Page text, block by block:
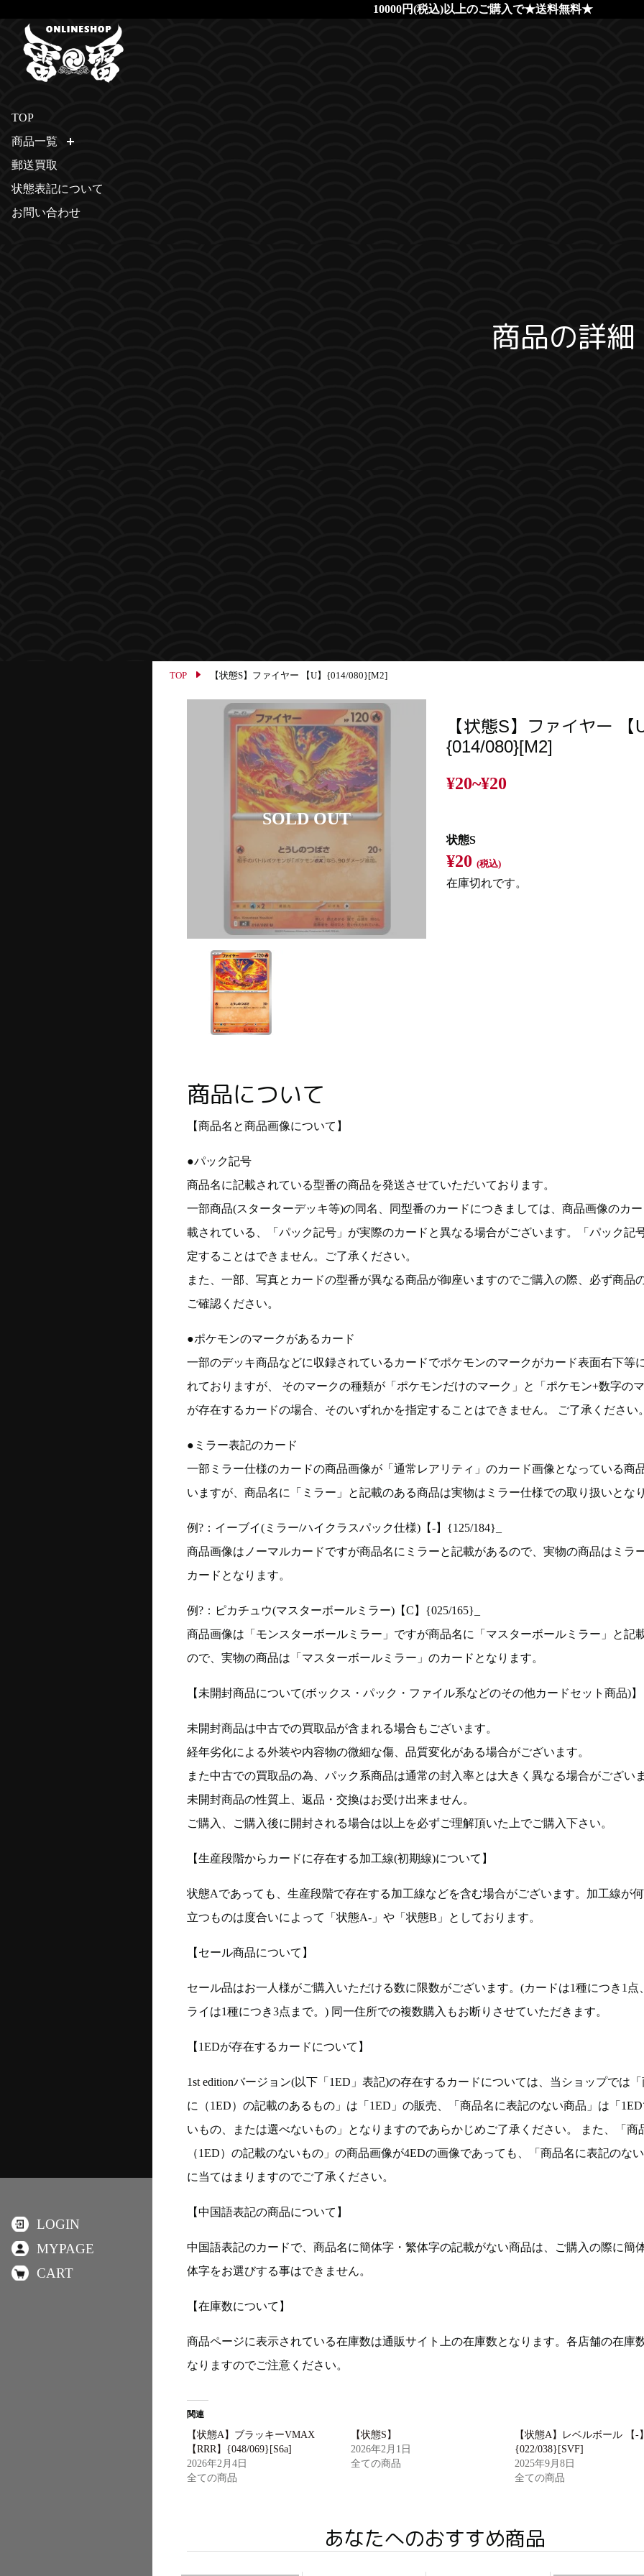
10000円(税込)以上のご購入で★送料無料★
商品の詳細
TOP 【状態S】ファイヤー 【U】{014/080}[M2]
【状態S】ファイヤー 【U
{014/080}[M2]
¥20~¥20
状態S
¥20(税込)
在庫切れです。
商品について
【商品名と商品画像について】
●パック記号
商品名に記載されている型番の商品を発送させていただいております。
一部商品(スターターデッキ等)の同名、同型番のカードにつきましては、商品画像のカ
載されている、「パック記号」が実際のカードと異なる場合がございます。「パック記
定することはできません。ご了承ください。
また、一部、写真とカードの型番が異なる商品が御座いますのでご購入の際、必ず商品
ご確認ください。
●ポケモンのマークがあるカード
一部のデッキ商品などに収録されているカードでポケモンのマークがカード表面右下等
れておりますが、 そのマークの種類が「ポケモンだけのマーク」と「ポケモン+数字のマ
が存在するカードの場合、そのいずれかを指定することはできません。 ご了承ください
●ミラー表記のカード
一部ミラー仕様のカードの商品画像が「通常レアリティ」のカード画像となっている商
いますが、商品名に「ミラー」と記載のある商品は実物はミラー仕様での取り扱いとなり
例?：イーブイ(ミラー/ハイクラスパック仕様)【-】{125/184}_
商品画像はノーマルカードですが商品名にミラーと記載があるので、実物の商品はミラ
カードとなります。
例?：ピカチュウ(マスターボールミラー)【C】{025/165}_
商品画像は「モンスターボールミラー」ですが商品名に「マスターボールミラー」と記
ので、実物の商品は「マスターボールミラー」のカードとなります。
【未開封商品について(ボックス・パック・ファイル系などのその他カードセット商品)】
未開封商品は中古での買取品が含まれる場合もございます。
経年劣化による外装や内容物の微細な傷、品質変化がある場合がございます。
また中古での買取品の為、パック系商品は通常の封入率とは大きく異なる場合がございま
未開封商品の性質上、返品・交換はお受け出来ません。
ご購入、ご購入後に開封される場合は以上を必ずご理解頂いた上でご購入下さい。
【生産段階からカードに存在する加工線(初期線)について】
状態Aであっても、生産段階で存在する加工線などを含む場合がございます。加工線が何
立つものは度合いによって「状態A-」や「状態B」としております。
【セール商品について】
セール品はお一人様がご購入いただける数に限数がございます。(カードは1種につき1点
ライは1種につき3点まで。) 同一住所での複数購入もお断りさせていただきます。
【1EDが存在するカードについて】
1st editionバージョン(以下「1ED」表記)の存在するカードについては、当ショップでは「
に（1ED）の記載のあるもの」は「1ED」の販売、「商品名に表記のない商品」は「
いもの、または選べないもの」となりますのであらかじめご了承ください。 また、「商
（1ED）の記載のないもの」の商品画像が4EDの画像であっても、「商品名に表記のない
に当てはまりますのでご了承ください。
【中国語表記の商品について】
中国語表記のカードで、商品名に簡体字・繁体字の記載がない商品は、ご購入の際に簡
体字をお選びする事はできません。
【在庫数について】
商品ページに表示されている在庫数は通販サイト上の在庫数となります。各店舗の在庫
なりますのでご注意ください。
関連
【状態A】ブラッキーVMAX
【RRR】{048/069}[S6a]
2026年2月4日
全ての商品
【状態S】
2026年2月1日
全ての商品
【状態A】レベルボール 【-】
{022/038}[SVF]
2025年9月8日
全ての商品
あなたへのおすすめ商品
TOP
商品一覧
郵送買取
状態表記について
お問い合わせ
LOGIN
MYPAGE
CART